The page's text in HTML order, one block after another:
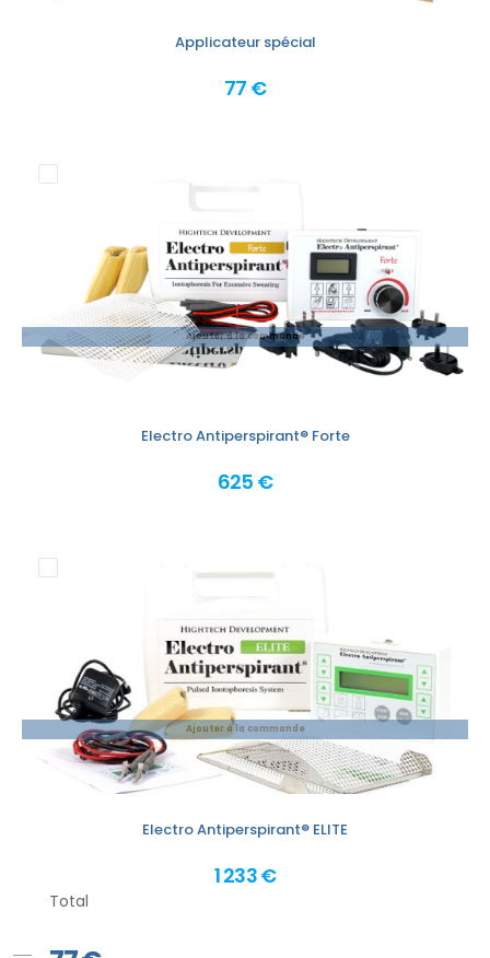
Applicateur spécial
77 €
Ajouter à la commande
Electro Antiperspirant® Forte
625 €
Ajouter à la commande
Electro Antiperspirant® ELITE
1 233 €
Total